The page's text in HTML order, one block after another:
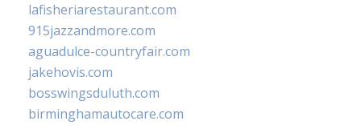
lafisheriarestaurant.com
915jazzandmore.com
aguadulce-countryfair.com
jakehovis.com
bosswingsduluth.com
birminghamautocare.com